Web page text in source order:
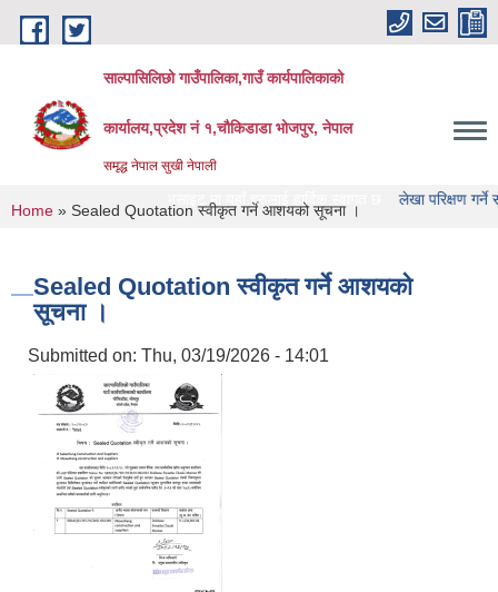
Skip to main content
साल्पासिलिछो गाउँपालिका,गाउँ कार्यपालिकाको
कार्यालय,प्रदेश नं १,चौकिडाडा भोजपुर, नेपाल
समृद्ध नेपाल सुखी नेपाली
गाउँपालिका को वेभसाइट मा यहाँ हरुलाई हार्दिक स्वागत छ लेखा परिक्षण गर्ने संस्था हरु
You are here
Home » Sealed Quotation स्वीकृत गर्ने आशयको सूचना ।
Sealed Quotation स्वीकृत गर्ने आशयको
सूचना ।
Submitted on: Thu, 03/19/2026 - 14:01